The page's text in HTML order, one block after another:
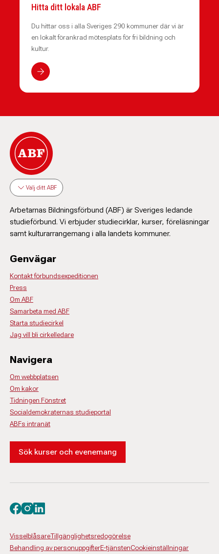
Hitta ditt lokala ABF
Du hittar oss i alla Sveriges 290 kommuner där vi är
en lokalt förankrad mötesplats för fri bildning och
kultur.
Välj ditt ABF
Arbetarnas Bildningsförbund (ABF) är Sveriges ledande
studieförbund. Vi erbjuder studiecirklar, kurser, föreläsningar
samt kulturarrangemang i alla landets kommuner.
Genvägar
Kontakt förbundsexpeditionen
Press
Om ABF
Samarbeta med ABF
Starta studiecirkel
Jag vill bli cirkelledare
Navigera
Om webbplatsen
Om kakor
Tidningen Fönstret
Socialdemokraternas studieportal
ABFs intranät
Sök kurser och evenemang
VisselblåsareTillgänglighetsredogörelse
Behandling av personuppgifterE-tjänstenCookieinställningar
Besök oss på facebook
Besök oss på instagram
Besök oss på linkedin